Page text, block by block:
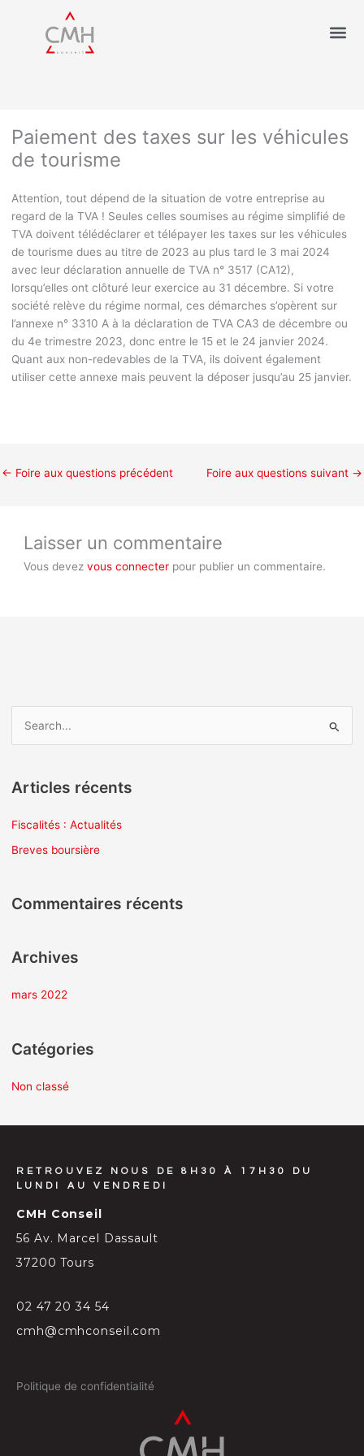
Paiement des taxes sur les véhicules
de tourisme
Attention, tout dépend de la situation de votre entreprise au
regard de la TVA ! Seules celles soumises au régime simplifié de
TVA doivent télédéclarer et télépayer les taxes sur les véhicules
de tourisme dues au titre de 2023 au plus tard le 3 mai 2024
avec leur déclaration annuelle de TVA n° 3517 (CA12),
lorsqu’elles ont clôturé leur exercice au 31 décembre. Si votre
société relève du régime normal, ces démarches s’opèrent sur
l’annexe n° 3310 A à la déclaration de TVA CA3 de décembre ou
du 4e trimestre 2023, donc entre le 15 et le 24 janvier 2024.
Quant aux non-redevables de la TVA, ils doivent également
utiliser cette annexe mais peuvent la déposer jusqu’au 25 janvier.
← Foire aux questions précédent Foire aux questions suivant →
Laisser un commentaire
Vous devezvous connecter pour publier un commentaire.
h
e
Articles récents
Fiscalités : Actualités
Breves boursière
Commentaires récents
Archives
mars 2022
Catégories
Non classé
RETROUVEZ NOUS DE 8H30 À 17H30 DU
LUNDI AU VENDREDI
CMH Conseil
56 Av. Marcel Dassault
37200 Tours
02 47 20 34 54
cmh@cmhconseil.com
Politique de confidentialité